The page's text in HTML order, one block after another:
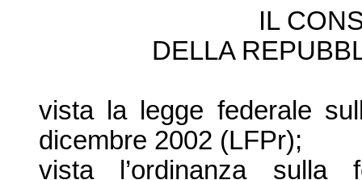
IL
DELLA
vista la legge federale
dicembre 2002 (LFPr);
vista l’ordinanza sulla